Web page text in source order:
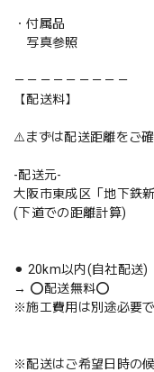
・付属品
写真参照
－－－－－－－－－
【配送料】
⚠️まずは配送距離をご確
-配送元-
大阪市東成区「地下鉄新
(下道での距離計算)
⚫︎ 20km以内(自社配送)
→ ⭕️配送無料⭕️
※施工費用は別途必要で
※配送はご希望日時の